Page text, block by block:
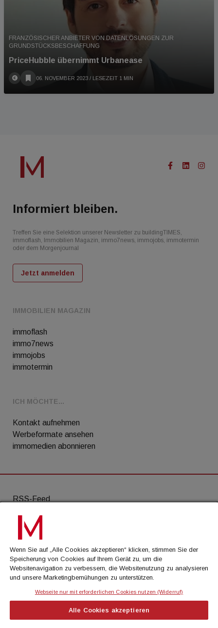
FRANZÖSISCHER ANBIETER VON DATENLÖSUNGEN ZUR
GRUNDSTÜCKSBESCHAFFUNG
PriceHubble übernimmt Urbanease
06. NOVEMBER 2023 / LESEZEIT 1 MIN
IMMOBILIEN MAGAZIN
immoflash
immo7news
immojobs
immotermin
ICH MÖCHTE...
Kontakt aufnehmen
Werbeformate ansehen
immomedien abonnieren
Informiert bleiben.
Treffen Sie eine Selektion unserer Newsletter zu buildingTIMES,
immoflash, Immobilien Magazin, immo7news, immojobs, immotermin
oder dem Morgenjournal
Jetzt anmelden
© Cachalot Media House GmbH - Alle Rechte
RSS-Feed
AGB
Datenschutz
Kontakt
Impressum
Wenn Sie auf „Alle Cookies akzeptieren“ klicken, stimmen Sie der
Speicherung von Cookies auf Ihrem Gerät zu, um die
Websitenavigation zu verbessern, die Websitenutzung zu analysieren
und unsere Marketingbemühungen zu unterstützen.
Webseite nur mit erforderlichen Cookies nutzen (Widerruf)
Alle Cookies akzeptieren